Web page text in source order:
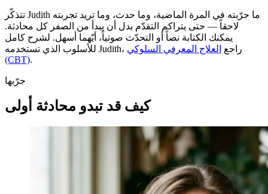
تتذكّر Judith ما جرّبته في المرة الماضية، وما حدث، وما تريد تجربته
لاحقاً — حتى يتراكم التقدّم بدل أن يبدأ من الصفر كل محادثة.
يمكنك الكتابة نصاً أو التحدّث صوتياً، أيّهما أسهل. لشرح كامل
للأسلوب الذي تستخدمه Judith، راجع العلاج المعرفي السلوكي
(CBT).
جرّبها
كيف قد تبدو محادثة أولى